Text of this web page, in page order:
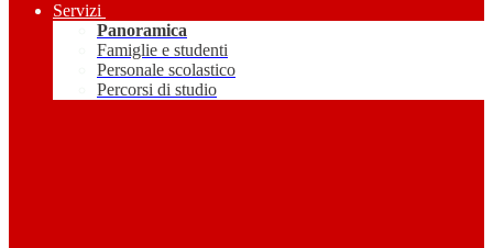
Servizi
Panoramica
Famiglie e studenti
Personale scolastico
Percorsi di studio